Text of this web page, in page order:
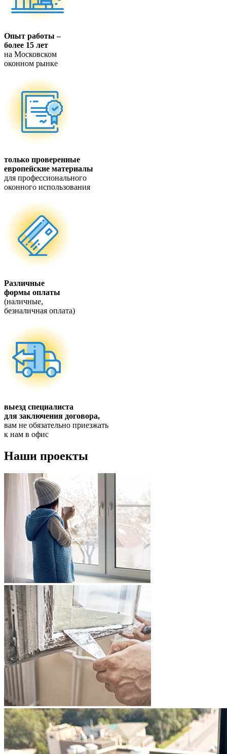
Опыт работы –
более 15 лет
на Московском
оконном рынке
только проверенные
европейские материалы
для профессионального
оконного использования
Различные
формы оплаты
(наличные,
безналичная оплата)
выезд специалиста
для заключения договора,
вам не обязательно приезжать
к нам в офис
Наши проекты